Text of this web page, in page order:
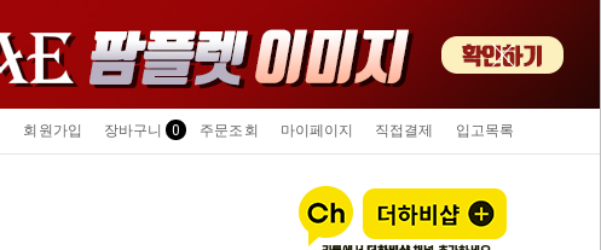
회원가입 장바구니 0 주문조회 마이페이지 직접결제 입고목록